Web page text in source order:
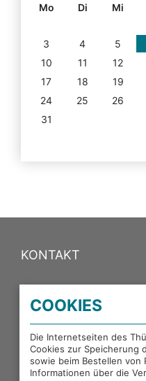
Mo Di Mi
3
4 5
10
11 12
17
18 19
24
25 26
31
KONTAKT
PORTALE DES
EXTERNE LINKS
COOKIES
Die Internetseiten des
Cookies zur Speicherung
sowie beim Bestellen von
Informationen über die